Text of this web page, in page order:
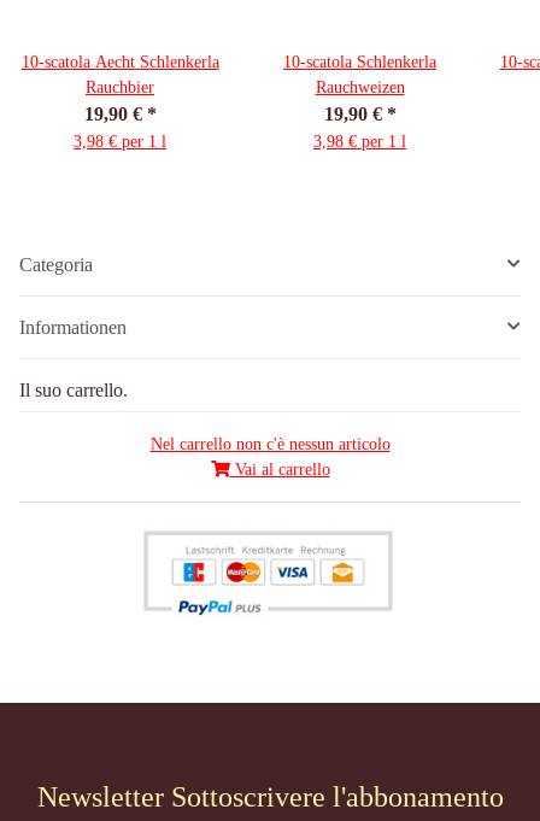
10-scatola Aecht Schlenkerla
Rauchbier
19,90 € *
3,98 € per 1 l
10-scatola Schlenkerla
Rauchweizen
19,90 € *
3,98 € per 1 l
10-
Categoria
Informationen
Il suo carrello.
Nel carrello non c'è nessun articolo
Vai al carrello
Newsletter Sottoscrivere l'abbonamento